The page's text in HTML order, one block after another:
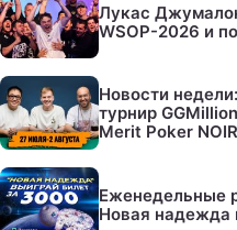
Лукас
WSOP-2026 и
Новости
турнир
Merit Poker NOIR
Еженедельные
Новая надежда